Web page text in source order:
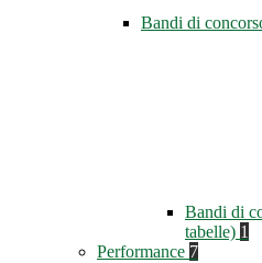
Bandi di
Bandi di
tabelle) 1
Performance 7